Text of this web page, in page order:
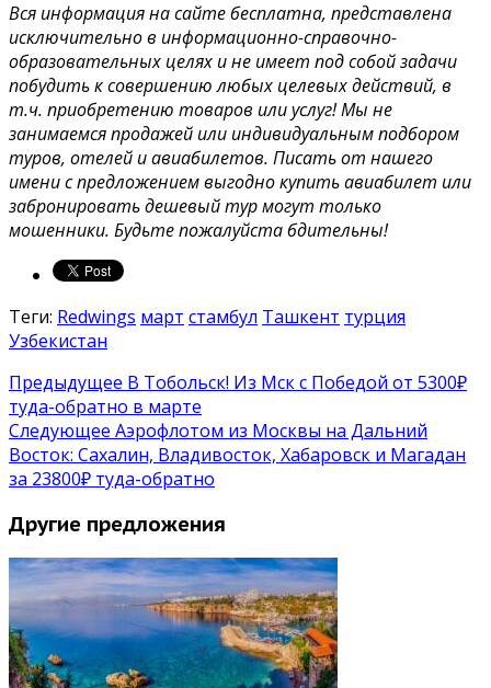
Вся информация на сайте бесплатна, представлена
исключительно в информационно-справочно-
образовательных целях и не имеет под собой задачи
побудить к совершению любых целевых действий, в
т.ч. приобретению товаров или услуг! Мы не
занимаемся продажей или индивидуальным подбором
туров, отелей и авиабилетов. Писать от нашего
имени с предложением выгодно купить авиабилет или
забронировать дешевый тур могут только
мошенники. Будьте пожалуйста бдительны!
Теги: Redwings март стамбул Ташкент турция
Узбекистан
Предыдущее В Тобольск! Из Мск с Победой от 5300₽
туда-обратно в марте
Следующее Аэрофлотом из Москвы на Дальний
Восток: Сахалин, Владивосток, Хабаровск и Магадан
за 23800₽ туда-обратно
Другие предложения